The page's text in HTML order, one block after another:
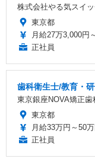
株式会社やる気スイ
東京都
月給27万3,000円
正社員
歯科衛生士/教育・
東京銀座NOVA矯正歯
東京都
月給33万円～50万
正社員